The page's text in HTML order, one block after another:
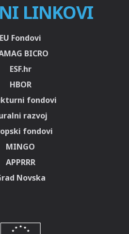
LINKOVI
EU Fondovi
BICRO
ESF.hr
HBOR
fondovi
razvoj
fondovi
MINGO
APPRRR
Novska